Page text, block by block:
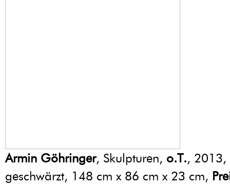
Armin Göhringer, Skulpturen, o.T., 2013,
geschwärzt, 148 cm x 86 cm x 23 cm,